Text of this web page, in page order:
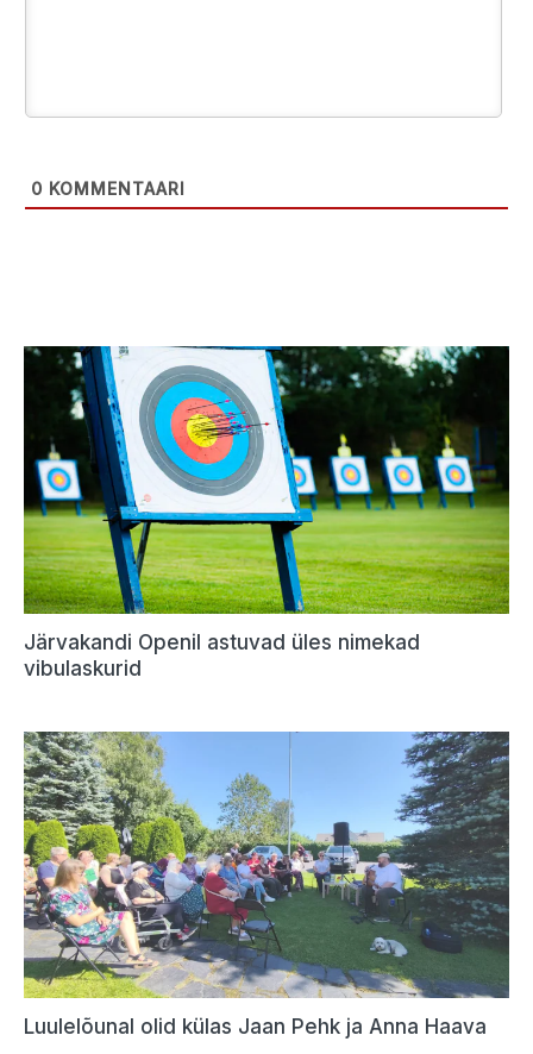
0 KOMMENTAARI
Järvakandi Openil astuvad üles nimekad
vibulaskurid
Luulelõunal olid külas Jaan Pehk ja Anna Haava